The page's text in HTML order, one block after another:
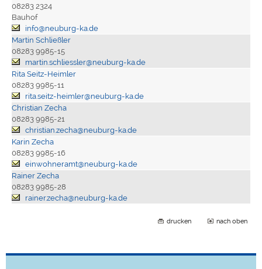
08283 2324
Bauhof
info@neuburg-ka.de
Martin Schließler
08283 9985-15
martin.schliessler@neuburg-ka.de
Rita Seitz-Heimler
08283 9985-11
rita.seitz-heimler@neuburg-ka.de
Christian Zecha
08283 9985-21
christian.zecha@neuburg-ka.de
Karin Zecha
08283 9985-16
einwohneramt@neuburg-ka.de
Rainer Zecha
08283 9985-28
rainer.zecha@neuburg-ka.de
drucken nach oben